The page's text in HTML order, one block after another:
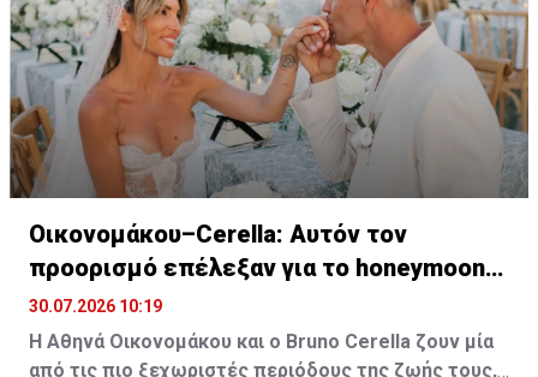
Οικονομάκου–Cerella: Αυτόν τον
προορισμό επέλεξαν για το honeymoon
τους
30.07.2026 10:19
Η Αθηνά Οικονομάκου και ο Bruno Cerella ζουν μία
από τις πιο ξεχωριστές περιόδους της ζωής τους,